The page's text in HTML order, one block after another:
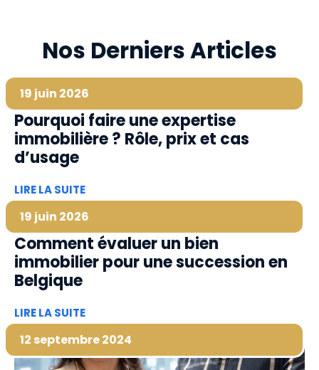
Nos Derniers Articles
19 juin 2026
Pourquoi faire une expertise
immobilière ? Rôle, prix et cas
d’usage
LIRE LA SUITE
19 juin 2026
Comment évaluer un bien
immobilier pour une succession en
Belgique
LIRE LA SUITE
12 septembre 2024